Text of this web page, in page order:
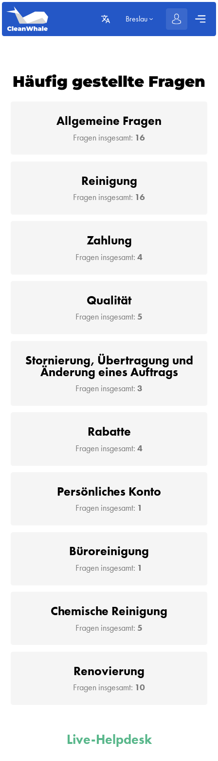
Breslau
Häufig gestellte Fragen
Allgemeine Fragen
Fragen insgesamt: 16
Reinigung
Fragen insgesamt: 16
Zahlung
Fragen insgesamt: 4
Qualität
Fragen insgesamt: 5
Stornierung, Übertragung und
Änderung eines Auftrags
Fragen insgesamt: 3
Rabatte
Fragen insgesamt: 4
Persönliches Konto
Fragen insgesamt: 1
Büroreinigung
Fragen insgesamt: 1
Chemische Reinigung
Fragen insgesamt: 5
Renovierung
Fragen insgesamt: 10
Live-Helpdesk